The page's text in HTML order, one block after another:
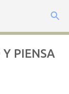
Y PIENSA